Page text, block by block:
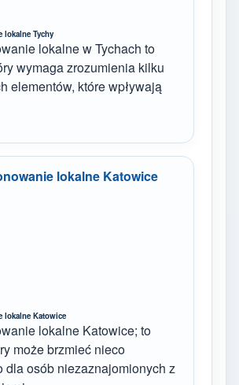
lokalne Tychy
lokalne w Tychach to
wymaga zrozumienia kilku
elementów, które wpływają
lokalne Katowice
lokalne Katowice; to
może brzmieć nieco
dla osób niezaznajomionych z